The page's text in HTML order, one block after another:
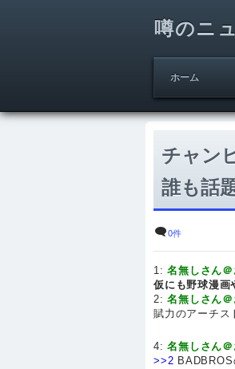
噂のニ
ホーム
チャン
誰も話
0件
1:名無しさん
仮にも野球漫画
2:名無しさん
賦力のアーチス
4:名無しさん
>>2